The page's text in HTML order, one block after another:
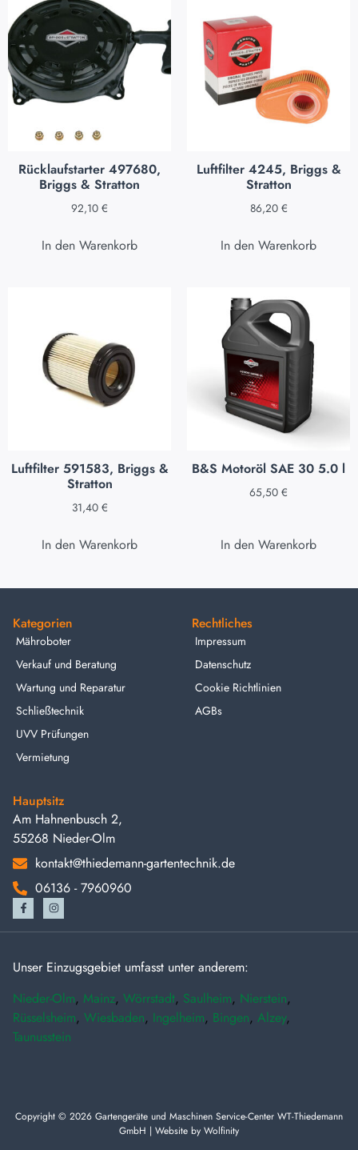
Rücklaufstarter 497680,
Briggs & Stratton
92,10 €
In den Warenkorb
Luftfilter 4245, Briggs &
Stratton
86,20 €
In den Warenkorb
Luftfilter 591583, Briggs &
Stratton
31,40 €
In den Warenkorb
B&S Motoröl SAE 30 5.0 l
65,50 €
In den Warenkorb
Kategorien
Mähroboter
Verkauf und Beratung
Wartung und Reparatur
Schließtechnik
UVV Prüfungen
Vermietung
Rechtliches
Impressum
Datenschutz
Cookie Richtlinien
AGBs
Hauptsitz
Am Hahnenbusch 2,
55268 Nieder-Olm
kontakt@thiedemann-gartentechnik.de
06136 - 7960960
Unser Einzugsgebiet umfasst unter anderem:
Nieder-Olm, Mainz, Wörrstadt, Saulheim, Nierstein,
Rüsselsheim, Wiesbaden, Ingelheim, Bingen, Alzey,
Taunusstein
Copyright © 2026 Gartengeräte und Maschinen Service-Center WT-Thiedemann
GmbH | Website by Wolfinity